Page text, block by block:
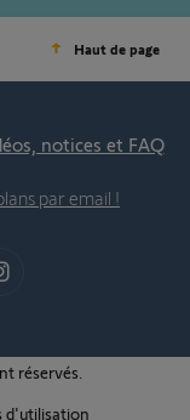
Haut de page
notices et FAQ
par email !
réservés.
d'utilisation